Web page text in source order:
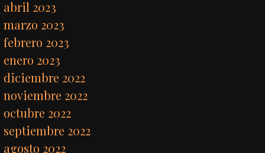
abril 2023
marzo 2023
febrero 2023
enero 2023
diciembre 2022
noviembre 2022
octubre 2022
septiembre 2022
agosto 2022